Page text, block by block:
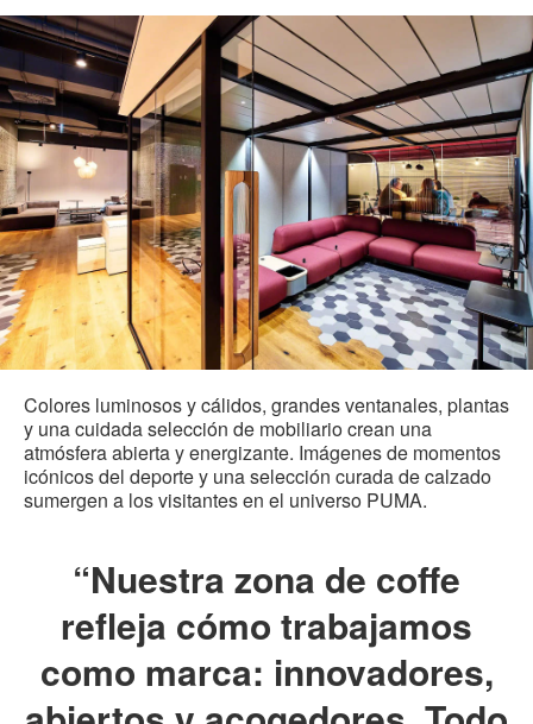
Colores luminosos y cálidos, grandes ventanales, plantas
y una cuidada selección de mobiliario crean una
atmósfera abierta y energizante. Imágenes de momentos
icónicos del deporte y una selección curada de calzado
sumergen a los visitantes en el universo PUMA.
“Nuestra zona de coffe
refleja cómo trabajamos
como marca: innovadores,